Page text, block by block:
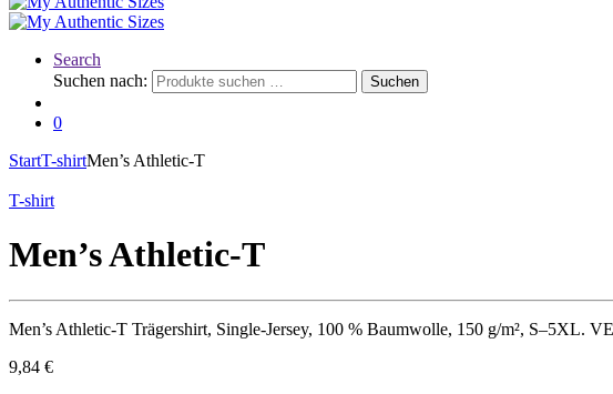
Search
Suchen nach:
Suchen
0
StartT-shirtMen’s Athletic-T
T-shirt
Men’s Athletic-T
Men’s Athletic-T Trägershirt, Single-Jersey, 100 % Baumwolle, 150 g/m², S–5XL.
9,84 €